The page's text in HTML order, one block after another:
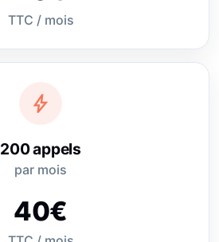
TTC / mois
bolt
200 appels
par mois
40€